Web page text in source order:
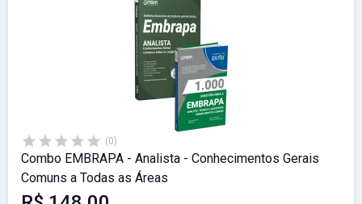
(0)
Combo EMBRAPA - Analista - Conhecimentos Gerais
Comuns a Todas as Áreas